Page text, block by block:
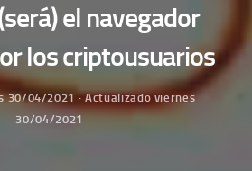
el navegador
los criptousuarios
30/04/2021 · Actualizado viernes
30/04/2021